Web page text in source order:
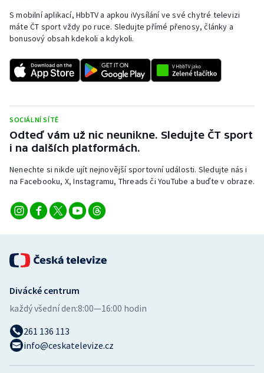
S mobilní aplikací, HbbTV a apkou iVysílání ve své chytré televizi
máte ČT sport vždy po ruce. Sledujte přímé přenosy, články a
bonusový obsah kdekoli a kdykoli.
SOCIÁLNÍ SÍTĚ
Odteď vám už nic neunikne. Sledujte ČT sport
i na dalších platformách.
Nenechte si nikde ujít nejnovější sportovní události. Sledujte nás i
na Facebooku, X, Instagramu, Threads či YouTube a buďte v obraze.
Divácké centrum
každý všední den:8:00—16:00 hodin
261 136 113
info@ceskatelevize.cz